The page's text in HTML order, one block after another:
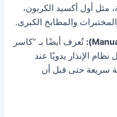
مثل أول أكسيد الكربون،
والمطابخ الكبرى.
تُعرف أيضًا بـ “كاسر
الإنذار يدويًا عند
سريعة حتى قبل أن